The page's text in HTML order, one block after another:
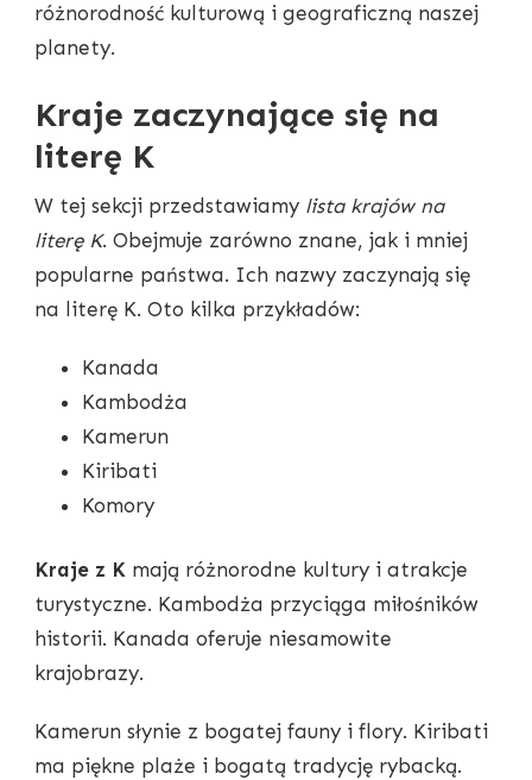
różnorodność kulturową i geograficzną naszej
planety.
Kraje zaczynające się na
literę K
W tej sekcji przedstawiamy lista krajów na
literę K. Obejmuje zarówno znane, jak i mniej
popularne państwa. Ich nazwy zaczynają się
na literę K. Oto kilka przykładów:
Kanada
Kambodża
Kamerun
Kiribati
Komory
Kraje z K mają różnorodne kultury i atrakcje
turystyczne. Kambodża przyciąga miłośników
historii. Kanada oferuje niesamowite
krajobrazy.
Kamerun słynie z bogatej fauny i flory. Kiribati
ma piękne plaże i bogatą tradycję rybacką.